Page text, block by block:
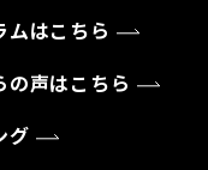
ムはこちら
の声はこちら
グ